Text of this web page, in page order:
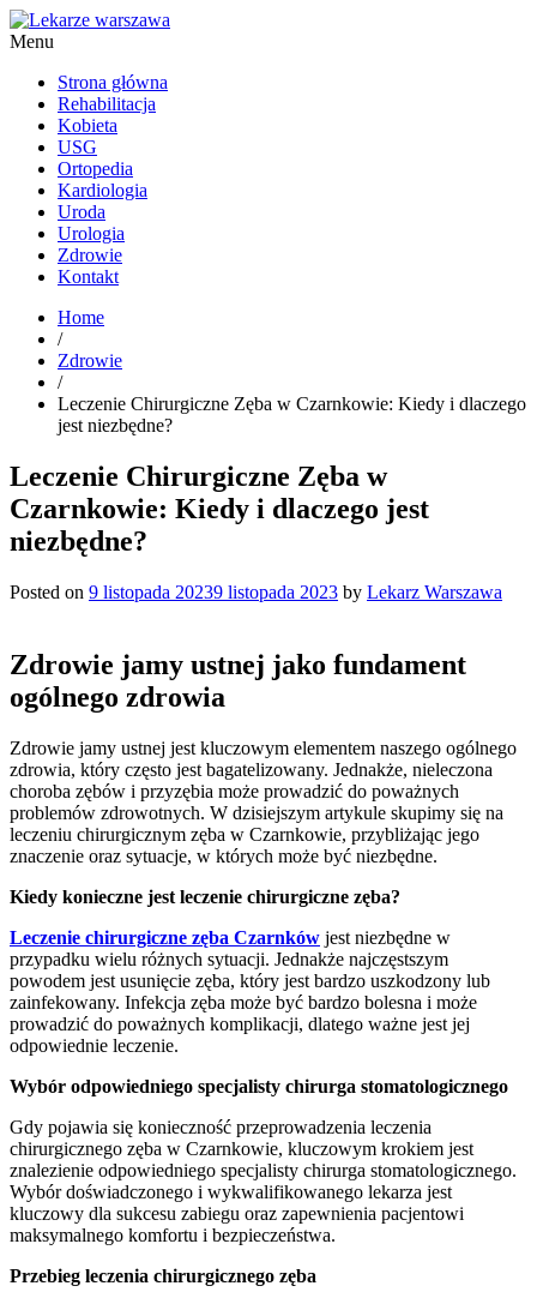
Menu
Strona główna
Rehabilitacja
Kobieta
USG
Ortopedia
Kardiologia
Uroda
Urologia
Zdrowie
Kontakt
Home
/
Zdrowie
/
Leczenie Chirurgiczne Zęba w Czarnkowie: Kiedy i dlaczego
jest niezbędne?
Leczenie Chirurgiczne Zęba w
Czarnkowie: Kiedy i dlaczego jest
niezbędne?
Posted on 9 listopada 20239 listopada 2023 by Lekarz Warszawa
Zdrowie jamy ustnej jako fundament
ogólnego zdrowia
Zdrowie jamy ustnej jest kluczowym elementem naszego ogólnego
zdrowia, który często jest bagatelizowany. Jednakże, nieleczona
choroba zębów i przyzębia może prowadzić do poważnych
problemów zdrowotnych. W dzisiejszym artykule skupimy się na
leczeniu chirurgicznym zęba w Czarnkowie, przybliżając jego
znaczenie oraz sytuacje, w których może być niezbędne.
Kiedy konieczne jest leczenie chirurgiczne zęba?
Leczenie chirurgiczne zęba Czarnków jest niezbędne w
przypadku wielu różnych sytuacji. Jednakże najczęstszym
powodem jest usunięcie zęba, który jest bardzo uszkodzony lub
zainfekowany. Infekcja zęba może być bardzo bolesna i może
prowadzić do poważnych komplikacji, dlatego ważne jest jej
odpowiednie leczenie.
Wybór odpowiedniego specjalisty chirurga stomatologicznego
Gdy pojawia się konieczność przeprowadzenia leczenia
chirurgicznego zęba w Czarnkowie, kluczowym krokiem jest
znalezienie odpowiedniego specjalisty chirurga stomatologicznego.
Wybór doświadczonego i wykwalifikowanego lekarza jest
kluczowy dla sukcesu zabiegu oraz zapewnienia pacjentowi
maksymalnego komfortu i bezpieczeństwa.
Przebieg leczenia chirurgicznego zęba